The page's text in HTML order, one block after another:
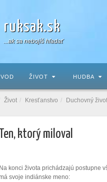
ruksak.sk
...ak sa nebojíš hľadať
ŽIVOT HUDBA
Život Kresťanstvo Duchovný život
Ten, ktorý miloval
Na konci života prichádzajú postupne
svoje indiánske meno: